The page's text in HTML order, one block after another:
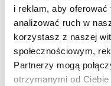
i reklam, aby oferować
analizować ruch w
korzystasz z naszej
społecznościowym,
Partnerzy mogą
otrzymanymi od
Składniki do sosu:
1-2 łyżki sosu
2 ząbki
1 papryczka